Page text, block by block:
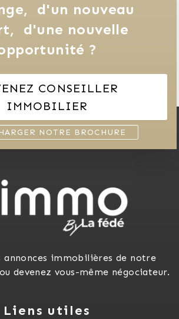
d'un nouveau
d'une nouvelle
?
CONSEILLER
IMMOBILIER
NOTRE BROCHURE
annonces immobilières de notre
devenez vous-même négociateur.
Liens utiles